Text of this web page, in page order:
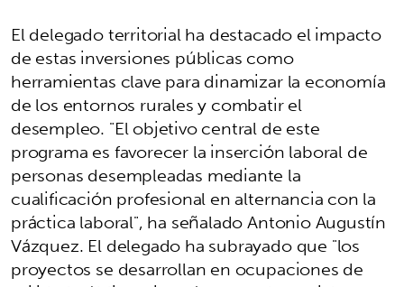
El delegado territorial ha destacado el impacto
de estas inversiones públicas como
herramientas clave para dinamizar la economía
de los entornos rurales y combatir el
desempleo. "El objetivo central de este
programa es favorecer la inserción laboral de
personas desempleadas mediante la
cualificación profesional en alternancia con la
práctica laboral", ha señalado Antonio Augustín
Vázquez. El delegado ha subrayado que "los
proyectos se desarrollan en ocupaciones de